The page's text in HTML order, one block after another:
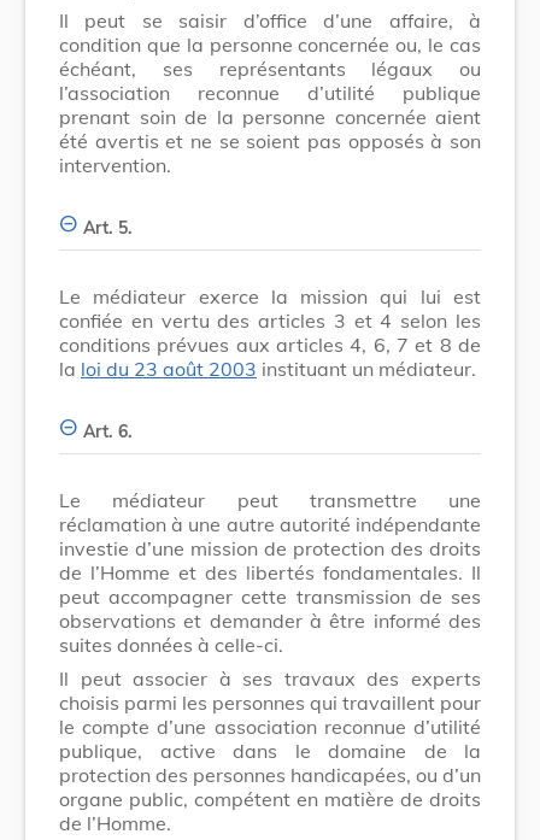
Il peut se saisir d’office d’une affaire, à
condition que la personne concernée ou, le cas
échéant, ses représentants légaux ou
l’association reconnue d’utilité publique
prenant soin de la personne concernée aient
été avertis et ne se soient pas opposés à son
intervention.
Art. 5.
Le médiateur exerce la mission qui lui est
confiée en vertu des articles 3 et 4 selon les
conditions prévues aux articles 4, 6, 7 et 8 de
la loi du 23 août 2003 instituant un médiateur.
Art. 6.
Le médiateur peut transmettre une
réclamation à une autre autorité indépendante
investie d’une mission de protection des droits
de l’Homme et des libertés fondamentales. Il
peut accompagner cette transmission de ses
observations et demander à être informé des
suites données à celle-ci.
Il peut associer à ses travaux des experts
choisis parmi les personnes qui travaillent pour
le compte d’une association reconnue d’utilité
publique, active dans le domaine de la
protection des personnes handicapées, ou d’un
organe public, compétent en matière de droits
de l’Homme.